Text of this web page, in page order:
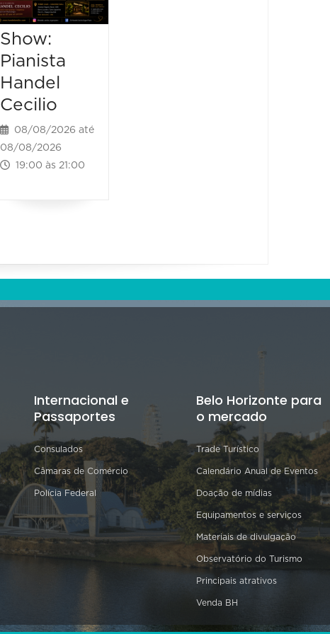
Show:
Pianista
Handel
Cecilio
08/08/2026 até
08/08/2026
19:00 às 21:00
Internacional e
Passaportes
Consulados
Câmaras de Comércio
Polícia Federal
Belo Horizonte para
o mercado
Trade Turístico
Calendário Anual de Eventos
Doação de mídias
Equipamentos e serviços
Materiais de divulgação
Observatório do Turismo
Principais atrativos
Venda BH